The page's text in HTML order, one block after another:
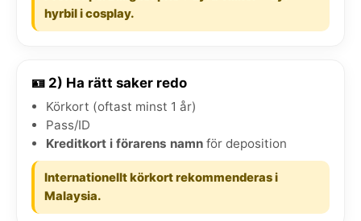
hyrbil i cosplay.
🪪 2) Ha rätt saker redo
Körkort (oftast minst 1 år)
Pass/ID
Kreditkort i förarens namn för deposition
Internationellt körkort rekommenderas i
Malaysia.